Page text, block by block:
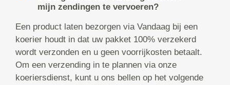
mijn zendingen te vervoeren?
Een product laten bezorgen via Vandaag bij een
koerier houdt in dat uw pakket 100% verzekerd
wordt verzonden en u geen voorrijkosten betaalt.
Om een verzending in te plannen via onze
koeriersdienst, kunt u ons bellen op het volgende